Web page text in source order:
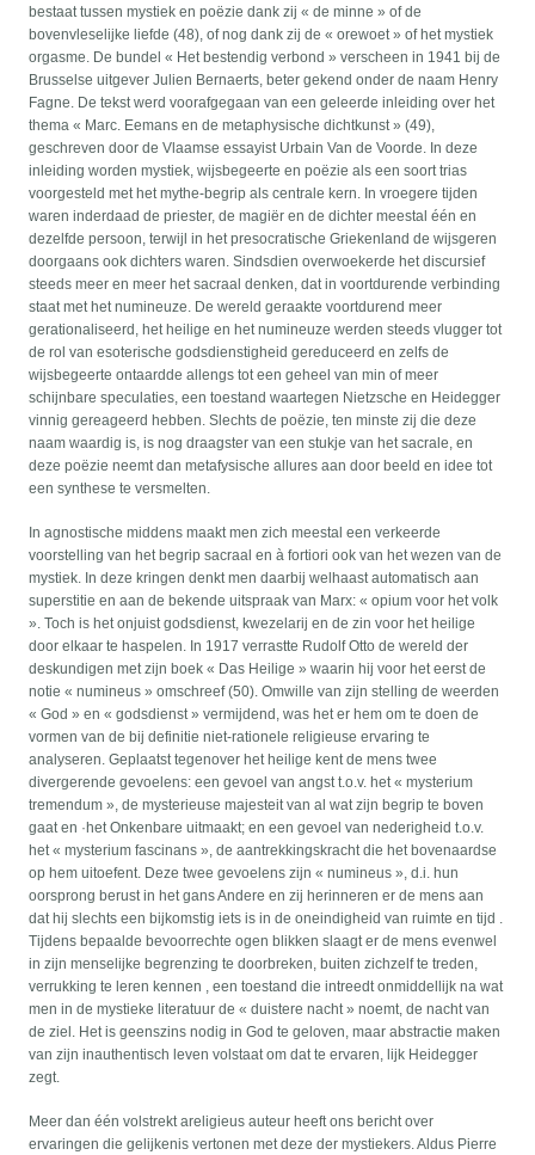
bestaat tussen mystiek en poëzie dank zij « de minne » of de
bovenvleselijke liefde (48), of nog dank zij de « orewoet » of het mystiek
orgasme. De bundel « Het bestendig verbond » verscheen in 1941 bij de
Brusselse uitgever Julien Bernaerts, beter gekend onder de naam Henry
Fagne. De tekst werd voorafgegaan van een geleerde inleiding over het
thema « Marc. Eemans en de metaphysische dichtkunst » (49),
geschreven door de Vlaamse essayist Urbain Van de Voorde. In deze
inleiding worden mystiek, wijsbegeerte en poëzie als een soort trias
voorgesteld met het mythe-begrip als centrale kern. In vroegere tijden
waren inderdaad de priester, de magiër en de dichter meestal één en
dezelfde persoon, terwijl in het presocratische Griekenland de wijsgeren
doorgaans ook dichters waren. Sindsdien overwoekerde het discursief
steeds meer en meer het sacraal denken, dat in voortdurende verbinding
staat met het numineuze. De wereld geraakte voortdurend meer
gerationaliseerd, het heilige en het numineuze werden steeds vlugger tot
de rol van esoterische godsdienstigheid gereduceerd en zelfs de
wijsbegeerte ontaardde allengs tot een geheel van min of meer
schijnbare speculaties, een toestand waartegen Nietzsche en Heidegger
vinnig gereageerd hebben. Slechts de poëzie, ten minste zij die deze
naam waardig is, is nog draagster van een stukje van het sacrale, en
deze poëzie neemt dan metafysische allures aan door beeld en idee tot
een synthese te versmelten.
In agnostische middens maakt men zich meestal een verkeerde
voorstelling van het begrip sacraal en à fortiori ook van het wezen van de
mystiek. In deze kringen denkt men daarbij welhaast automatisch aan
superstitie en aan de bekende uitspraak van Marx: « opium voor het volk
». Toch is het onjuist godsdienst, kwezelarij en de zin voor het heilige
door elkaar te haspelen. In 1917 verrastte Rudolf Otto de wereld der
deskundigen met zijn boek « Das Heilige » waarin hij voor het eerst de
notie « numineus » omschreef (50). Omwille van zijn stelling de weerden
« God » en « godsdienst » vermijdend, was het er hem om te doen de
vormen van de bij definitie niet-rationele religieuse ervaring te
analyseren. Geplaatst tegenover het heilige kent de mens twee
divergerende gevoelens: een gevoel van angst t.o.v. het « mysterium
tremendum », de mysterieuse majesteit van al wat zijn begrip te boven
gaat en ·het Onkenbare uitmaakt; en een gevoel van nederigheid t.o.v.
het « mysterium fascinans », de aantrekkingskracht die het bovenaardse
op hem uitoefent. Deze twee gevoelens zijn « numineus », d.i. hun
oorsprong berust in het gans Andere en zij herinneren er de mens aan
dat hij slechts een bijkomstig iets is in de oneindigheid van ruimte en tijd .
Tijdens bepaalde bevoorrechte ogen blikken slaagt er de mens evenwel
in zijn menselijke begrenzing te doorbreken, buiten zichzelf te treden,
verrukking te leren kennen , een toestand die intreedt onmiddellijk na wat
men in de mystieke literatuur de « duistere nacht » noemt, de nacht van
de ziel. Het is geenszins nodig in God te geloven, maar abstractie maken
van zijn inauthentisch leven volstaat om dat te ervaren, lijk Heidegger
zegt.
Meer dan één volstrekt areligieus auteur heeft ons bericht over
ervaringen die gelijkenis vertonen met deze der mystiekers. Aldus Pierre